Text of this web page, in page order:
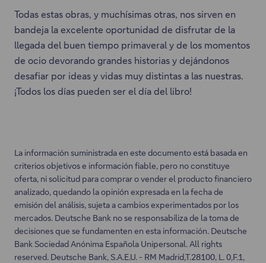
v
a
p
e
s
t
.
Todas estas obras, y muchísimas otras, nos sirven en
bandeja la excelente oportunidad de disfrutar de la
llegada del buen tiempo primaveral y de los momentos
de ocio devorando grandes historias y dejándonos
desafiar por ideas y vidas muy distintas a las nuestras.
¡Todos los días pueden ser el día del libro!
La información suministrada en este documento está basada en
criterios objetivos e información fiable, pero no constituye
oferta, ni solicitud para comprar o vender el producto financiero
analizado, quedando la opinión expresada en la fecha de
emisión del análisis, sujeta a cambios experimentados por los
mercados. Deutsche Bank no se responsabiliza de la toma de
decisiones que se fundamenten en esta información. Deutsche
Bank Sociedad Anónima Española Unipersonal. All rights
reserved. Deutsche Bank, S.A.E.U. - RM Madrid,T.28100, L. 0,F.1,